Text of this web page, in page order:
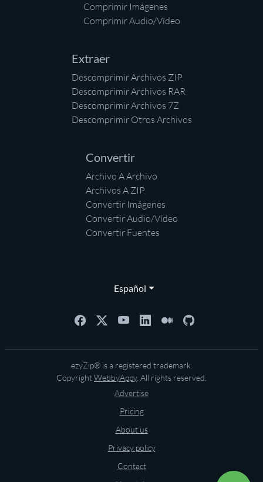
Comprimir Imágenes
Comprimir Audio/Vídeo
Extraer
Descomprimir Archivos ZIP
Descomprimir Archivos RAR
Descomprimir Archivos 7Z
Descomprimir Otros Archivos
Convertir
Archivo A Archivo
Archivos A ZIP
Convertir Imágenes
Convertir Audio/Vídeo
Convertir Fuentes
Español
ezyZip® is a registered trademark.
CopyrightWebbyAppy. All rights reserved.
Advertise
Pricing
About us
Privacy policy
Contact